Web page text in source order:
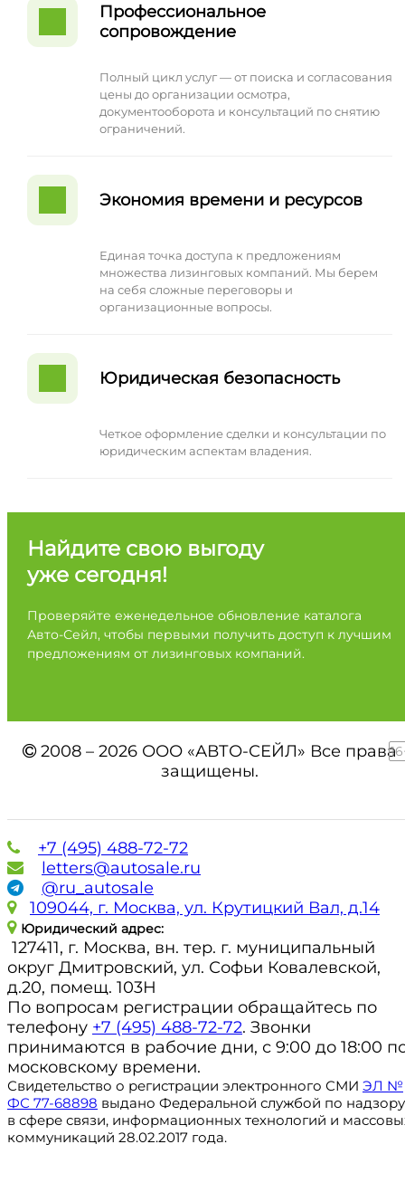
Профессиональное
сопровождение
Полный цикл услуг — от поиска и согласования
цены до организации осмотра,
документооборота и консультаций по снятию
ограничений.
Экономия времени и ресурсов
Единая точка доступа к предложениям
множества лизинговых компаний. Мы берем
на себя сложные переговоры и
организационные вопросы.
Юридическая безопасность
Четкое оформление сделки и консультации по
юридическим аспектам владения.
Найдите свою выгоду
уже сегодня!
Проверяйте еженедельное обновление каталога
Авто-Сейл, чтобы первыми получить доступ к лучшим
предложениям от лизинговых компаний.
2008 – 2026 ООО «АВТО-СЕЙЛ» Все права
защищены.
+7 (495) 488-72-72
letters@autosale.ru
@ru_autosale
109044, г. Москва, ул. Крутицкий Вал, д.14
Юридический адрес:
127411, г. Москва, вн. тер. г. муниципальный
округ Дмитровский, ул. Софьи Ковалевской,
д.20, помещ. 103Н
По вопросам регистрации обращайтесь по
телефону +7 (495) 488-72-72. Звонки
принимаются в рабочие дни, с 9:00 до 18:00
московскому времени.
Свидетельство о регистрации электронного СМИ ЭЛ №
ФС 77-68898 выдано Федеральной службой по надзору
в сфере связи, информационных технологий и
коммуникаций 28.02.2017 года.